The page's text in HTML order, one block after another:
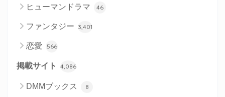
ヒューマンドラマ 46
ファンタジー 3,401
恋愛 566
掲載サイト 4,086
DMMブックス 8